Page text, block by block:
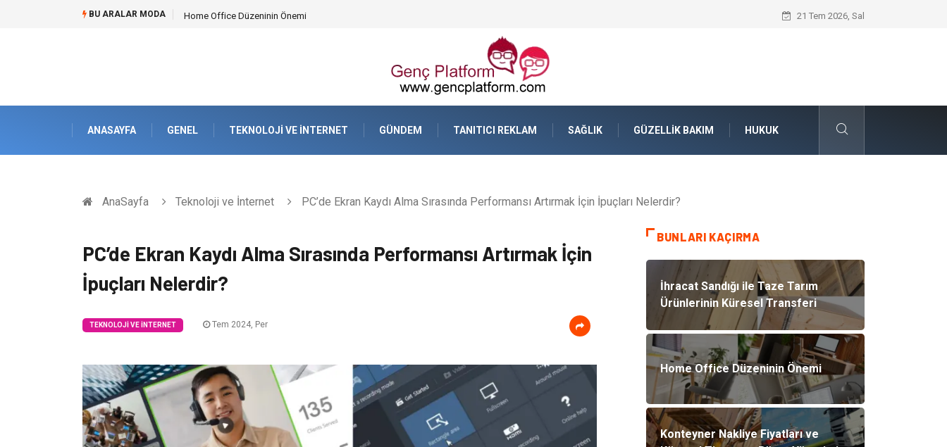
BU ARALAR MODA Home Office Düzeninin Önemi Konteyner Nakliye Fiyatları ve Küresel
21 Tem 2026, Sal
ANASAYFA GENEL TEKNOLOJI VE İNTERNET GÜNDEM TANITICI REKLAM SAĞLIK GÜZELLIK BAKIM HUKUK
AnaSayfa Teknoloji ve İnternet PC’de Ekran Kaydı Alma Sırasında Performansı Artırmak İçin İpuçları Nelerdir?
PC’de Ekran Kaydı Alma Sırasında Performansı Artırmak İçin
İpuçları Nelerdir?
TEKNOLOJI VE İNTERNET Tem 2024, Per
BUNLARI KAÇIRMA
İhracat Sandığı ile Taze Tarım
Ürünlerinin Küresel Transferi
Home Office Düzeninin Önemi
Konteyner Nakliye Fiyatları ve